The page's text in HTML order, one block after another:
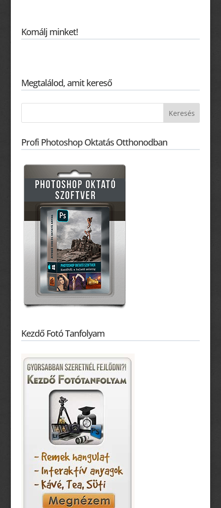
Komálj minket!
Megtalálod, amit kereső
Profi Photoshop Oktatás Otthonodban
Kezdő Fotó Tanfolyam